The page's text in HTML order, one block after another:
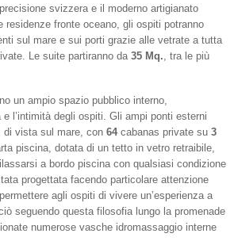
svizzera e il moderno artigianato
residenze fronte oceano, gli ospiti potranno
sul mare e sui porti grazie alle vetrate a tutta
Le suite partiranno da 35 Mq., tra le più
un ampio spazio pubblico interno,
l’intimità degli ospiti. Gli ampi ponti esterni
di vista sul mare, con 64cabanas private su 3
piscina, dotata di un tetto in vetro retraibile,
a bordo piscina con qualsiasi condizione
progettata facendo particolare attenzione
agli ospiti di vivere un’esperienza a
seguendo questa filosofia lungo la promenade
numerose vasche idromassaggio interne